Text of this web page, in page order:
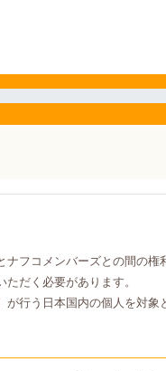
フコメンバーズとの間の権
だく必要があります。
行う日本国内の個人を対象